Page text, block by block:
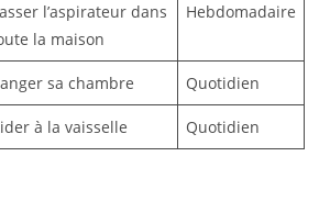
l’aspirateur dans
la maison
Hebdomadaire
sa chambre Quotidien
à la vaisselle Quotidien